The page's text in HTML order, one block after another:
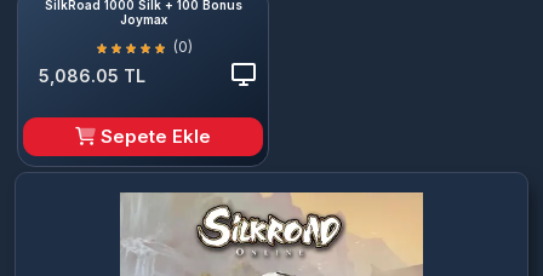
SilkRoad 1000 Silk + 100 Bonus
Joymax
(0)
5,086.05 TL
Sepete Ekle